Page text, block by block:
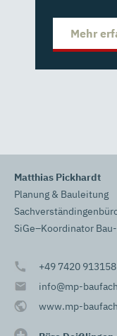
Mehr
Matthias Pickhardt
Planung & Bauleitung
SiGe–Koordinator
+49 7420 913158
info@mp-
www.mp-